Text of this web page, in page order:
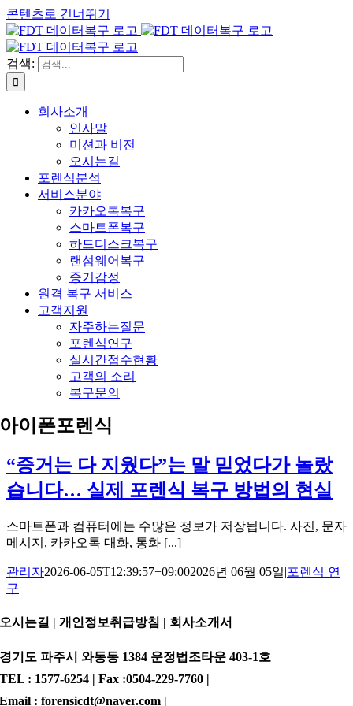
콘텐츠로 건너뛰기
검색:
회사소개
인사말
미션과 비전
오시는길
포렌식분석
서비스분야
카카오톡복구
스마트폰복구
하드디스크복구
랜섬웨어복구
증거감정
원격 복구 서비스
고객지원
자주하는질문
포렌식연구
실시간접수현황
고객의 소리
복구문의
아이폰포렌식
“증거는 다 지웠다”는 말 믿었다가 놀랐
습니다… 실제 포렌식 복구 방법의 현실
스마트폰과 컴퓨터에는 수많은 정보가 저장됩니다. 사진, 문자
메시지, 카카오톡 대화, 통화 [...]
관리자2026-06-05T12:39:57+09:002026년 06월 05일|포렌식 연
구|
오시는길 | 개인정보취급방침 | 회사소개서
경기도 파주시 와동동 1384 운정법조타운 403-1호
TEL : 1577-6254 | Fax :0504-229-7760 |
Email : forensicdt@naver.com |